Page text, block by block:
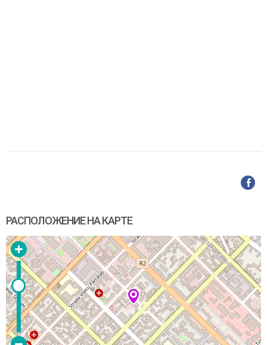
РАСПОЛОЖЕНИЕ НА КАРТЕ